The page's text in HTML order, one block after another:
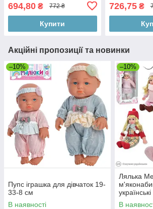
694,80 ₴ 772 ₴
Купити
726,75₴
Акційні пропозиції та новинки
–10%
Пупс іграшка для дівчаток 19-
33-8 см
В наявності
–10%
Лялька
таблетки,
В